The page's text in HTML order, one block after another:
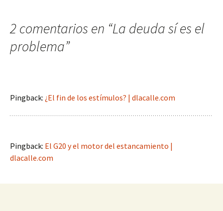
2 comentarios en “La deuda sí es el
problema”
Pingback: ¿El fin de los estímulos? | dlacalle.com
Pingback: El G20 y el motor del estancamiento |
dlacalle.com